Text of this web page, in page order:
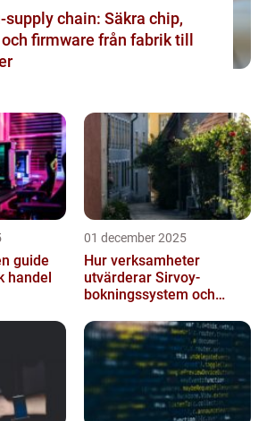
supply chain: Säkra chip,
firmware från fabrik till
guide
handel
01 december 2025
Hur verksamheter
utvärderar Sirvoy-
bokningssystem och